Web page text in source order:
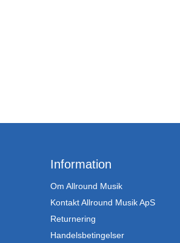
Information
Om Allround Musik
Kontakt Allround Musik ApS
Returnering
Handelsbetingelser